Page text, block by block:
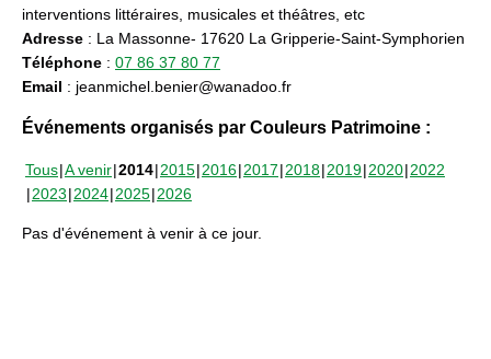
interventions littéraires, musicales et théâtres, etc
Adresse : La Massonne- 17620 La Gripperie-Saint-Symphorien
Téléphone : 07 86 37 80 77
Email : jeanmichel.benier@wanadoo.fr
Événements organisés par Couleurs Patrimoine :
Tous A venir 2014 2015 2016 2017 2018 2019 2020 2022
2023 2024 2025 2026
Pas d'événement à venir à ce jour.